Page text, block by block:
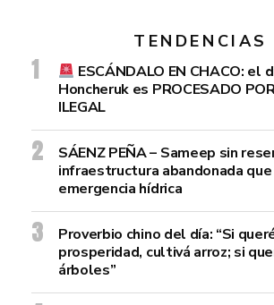
TENDENCIAS
ESCÁNDALO EN CHACO: el
Honcheruk es PROCESADO
ILEGAL
SÁENZ PEÑA – Sameep sin
infraestructura abandonada
emergencia hídrica
Proverbio chino del día: “Si
prosperidad, cultivá arroz; si
árboles”